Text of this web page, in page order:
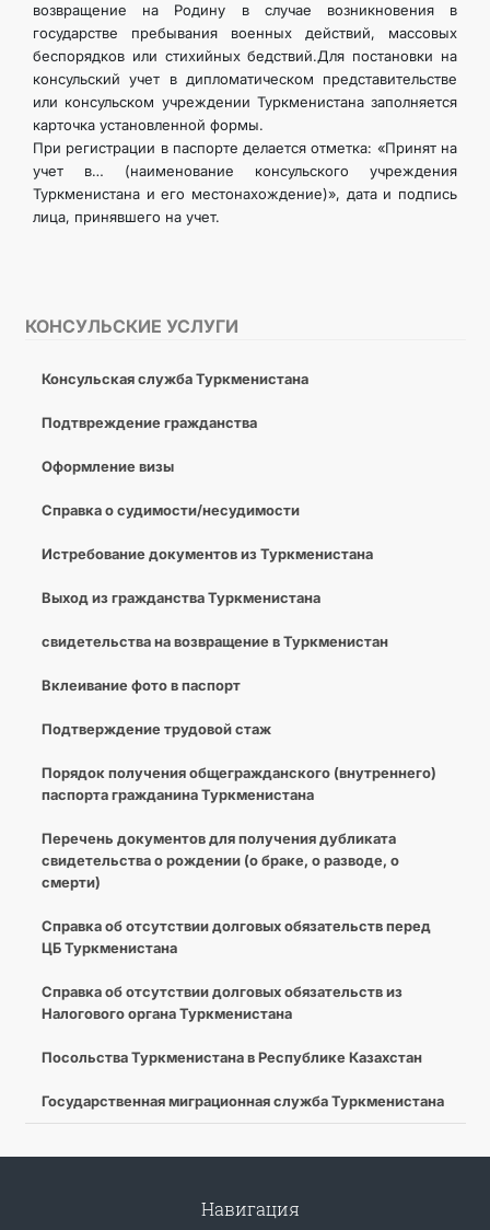
КОНСУЛЬСКИЕ УСЛУГИ
Консульская служба Туркменистана
Подтвреждение гражданства
Оформление визы
Справка о судимости/несудимости
Истребование документов из Туркменистана
Выход из гражданства Туркменистана
свидетельства на возвращение в Туркменистан
Вклеивание фото в паспорт
Подтверждение трудовой стаж
Порядок получения общегражданского (внутреннего)
паспорта гражданина Туркменистана
Перечень документов для получения дубликата
свидетельства о рождении (о браке, о разводе, о
смерти)
Справка об отсутствии долговых обязательств перед
ЦБ Туркменистана
Справка об отсутствии долговых обязательств из
Налогового органа Туркменистана
Посольства Туркменистана в Республике Казахстан
Государственная миграционная служба Туркменистана
возвращение на Родину в случае возникновения в
государстве пребывания военных действий, массовых
беспорядков или стихийных бедствий.Для постановки на
консульский учет в дипломатическом представительстве
или консульском учреждении Туркменистана заполняется
карточка установленной формы.
При регистрации в паспорте делается отметка: «Принят на
учет в… (наименование консульского учреждения
Туркменистана и его местонахождение)», дата и подпись
лица, принявшего на учет.
Навигация